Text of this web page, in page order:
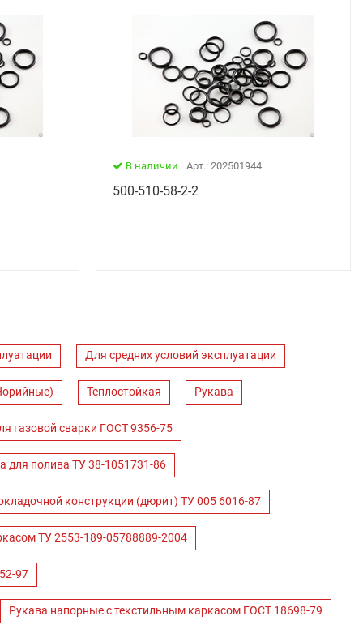
В наличии Арт.: 202501944
500-510-58-2-2
Для средних условий эксплуатации
Теплостойкая Рукава
газовой сварки ГОСТ 9356-75
для полива ТУ 38-1051731-86
конструкции (дюрит) ТУ 005 6016-87
ТУ 2553-189-05788889-2004
97
Рукава напорные с текстильным каркасом ГОСТ 18698-79